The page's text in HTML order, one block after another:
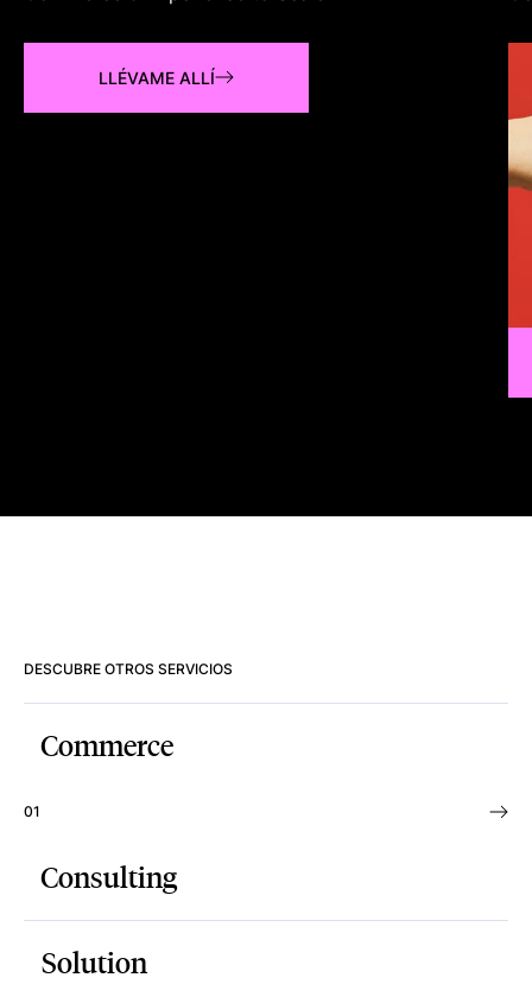
LLÉVAME ALLÍ
DESCUBRE OTROS SERVICIOS
01
Commerce
Consulting
Solution